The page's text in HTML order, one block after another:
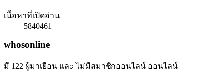
เนื้อหาที่เปิดอ่าน
5840461
whosonline
มี 122 ผู้มาเยือน และ ไม่มีสมาชิกออนไลน์ ออนไลน์